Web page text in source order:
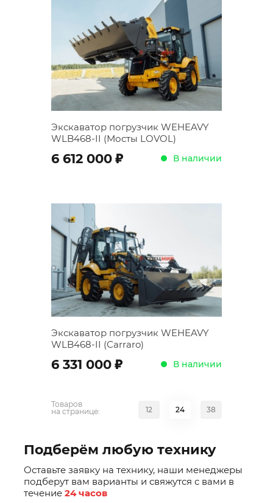
Экскаватор погрузчик WEHEAVY
WLB468-II (Мосты LOVOL)
6 612 000 ; В наличии
Экскаватор погрузчик WEHEAVY
WLB468-II (Сarraro)
6 331 000 ; В наличии
Товаров
на странице:
12 24 38
Подберём любую технику
Оставьте заявку на технику, наши менеджеры
подберут вам варианты и свяжутся с вами в
течение 24 часов